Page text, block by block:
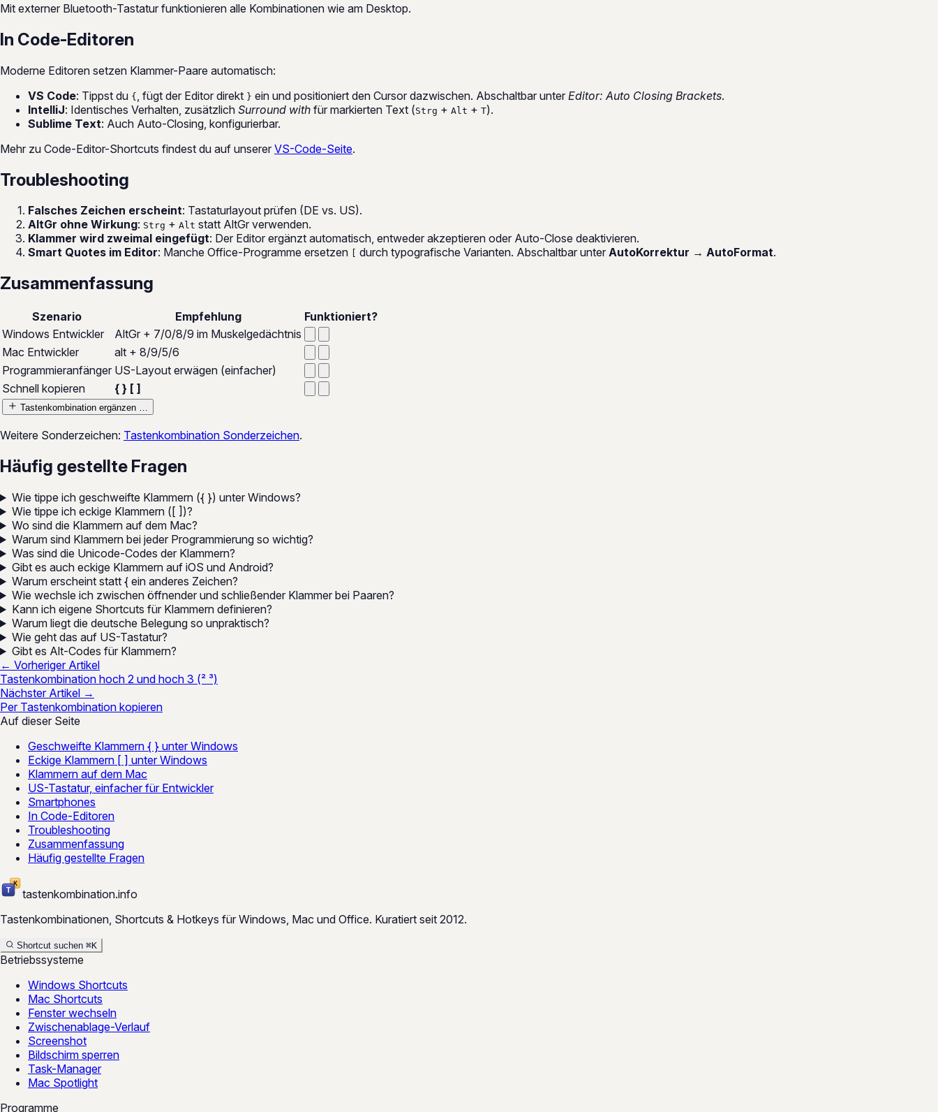
Mit externer Bluetooth-Tastatur funktionieren alle Kombinationen wie am Desktop.
In Code-Editoren
Moderne Editoren setzen Klammer-Paare automatisch:
VS Code: Tippst du { , fügt der Editor direkt } ein und positioniert den Cursor dazwischen. Abschaltbar unter Editor: Auto Closing Brackets.
IntelliJ: Identisches Verhalten, zusätzlich Surround with für markierten Text (Strg + Alt + T).
Sublime Text: Auch Auto-Closing, konfigurierbar.
Mehr zu Code-Editor-Shortcuts findest du auf unserer VS-Code-Seite.
Troubleshooting
Falsches Zeichen erscheint: Tastaturlayout prüfen (DE vs. US).
AltGr ohne Wirkung: Strg + Alt statt AltGr verwenden.
Klammer wird zweimal eingefügt: Der Editor ergänzt automatisch, entweder akzeptieren oder Auto-Close deaktivieren.
Smart Quotes im Editor: Manche Office-Programme ersetzen durch typografische Varianten. Abschaltbar unter AutoKorrektur → AutoFormat.
Zusammenfassung
Szenario Empfehlung
Funktioniert?
Windows Entwickler
AltGr + 7/0/8/9 im Muskelgedächtnis
Mac Entwickler
alt + 8/9/5/6
Programmieranfänger US-Layout erwägen (einfacher)
Schnell kopieren
{ } [ ]
Tastenkombination ergänzen …
Weitere Sonderzeichen: Tastenkombination Sonderzeichen.
Häufig gestellte Fragen
Wie tippe ich geschweifte Klammern ({ }) unter Windows?
Wie tippe ich eckige Klammern ([ ])?
Wo sind die Klammern auf dem Mac?
Warum sind Klammern bei jeder Programmierung so wichtig?
Was sind die Unicode-Codes der Klammern?
Gibt es auch eckige Klammern auf iOS und Android?
Warum erscheint statt { ein anderes Zeichen?
Wie wechsle ich zwischen öffnender und schließender Klammer bei Paaren?
Kann ich eigene Shortcuts für Klammern definieren?
Warum liegt die deutsche Belegung so unpraktisch?
Wie geht das auf US-Tastatur?
Gibt es Alt-Codes für Klammern?
← Vorheriger Artikel
Tastenkombination hoch 2 und hoch 3 (² ³)
Nächster Artikel →
Per Tastenkombination kopieren
Auf dieser Seite
Geschweifte Klammern { } unter Windows
Eckige Klammern [ ] unter Windows
Klammern auf dem Mac
US-Tastatur, einfacher für Entwickler
Smartphones
In Code-Editoren
Troubleshooting
Zusammenfassung
Häufig gestellte Fragen
tastenkombination.info
Tastenkombinationen, Shortcuts & Hotkeys für Windows, Mac und Office. Kuratiert seit 2012.
Shortcut suchen ⌘K
Betriebssysteme
Windows Shortcuts
Mac Shortcuts
Fenster wechseln
Zwischenablage-Verlauf
Screenshot
Bildschirm sperren
Task-Manager
Mac Spotlight
Programme